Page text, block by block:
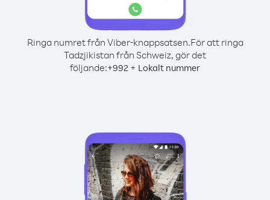
Ringa numret från Viber-knappsatsen.För att ringa
Tadzjikistan från Schweiz, gör det
följande:+992 + Lokalt nummer